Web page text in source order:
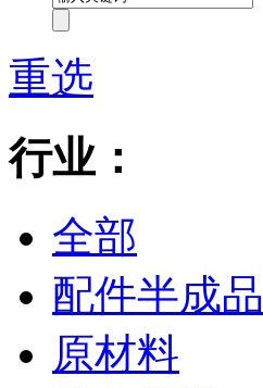
重选
行业：
全部
配件半成品
原材料